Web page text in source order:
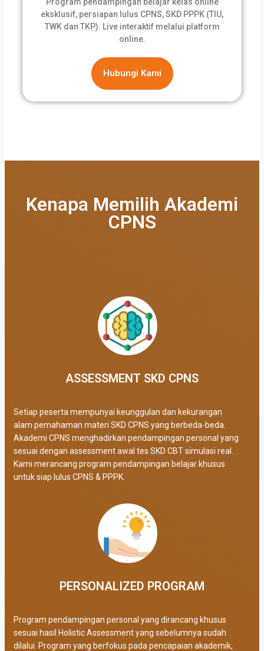
eksklusif, persiapan lulus CPNS, SKD PPPK (TIU,
TWK dan TKP). Live interaktif melalui platform
online.
Hubungi Kami
Kenapa Memilih Akademi
CPNS
ASSESSMENT SKD CPNS
Setiap peserta mempunyai keunggulan dan kekurangan
alam pemahaman materi SKD CPNS yang berbeda-beda.
Akademi CPNS menghadirkan pendampingan personal yang
sesuai dengan assessment awal tes SKD CBT simulasi real.
Kami merancang program pendampingan belajar khusus
untuk siap lulus CPNS & PPPK.
PERSONALIZED PROGRAM​
Program pendampingan personal yang dirancang khusus
sesuai hasil Holistic Assessment yang sebelumnya sudah
dilalui. Program yang berfokus pada pencapaian akademik,